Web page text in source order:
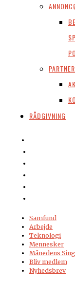
RÅDGIVNING
Samfund
Arbejde
Teknologi
Mennesker
Månedens
Bliv medlem
Nyhedsbrev